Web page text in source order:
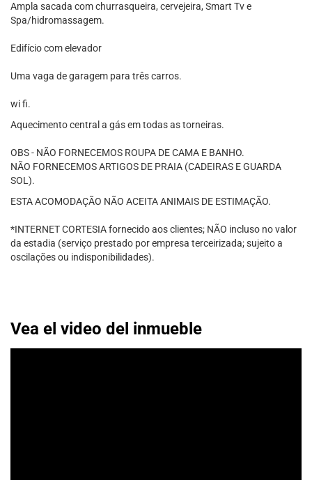
Ampla sacada com churrasqueira, cervejeira, Smart Tv e
Spa/hidromassagem.
Edifício com elevador
Uma vaga de garagem para três carros.
wi fi.
Aquecimento central a gás em todas as torneiras.
OBS - NÃO FORNECEMOS ROUPA DE CAMA E BANHO.
NÃO FORNECEMOS ARTIGOS DE PRAIA (CADEIRAS E GUARDA
SOL).
ESTA ACOMODAÇÃO NÃO ACEITA ANIMAIS DE ESTIMAÇÃO.
*INTERNET CORTESIA fornecido aos clientes; NÃO incluso no valor
da estadia (serviço prestado por empresa terceirizada; sujeito a
oscilações ou indisponibilidades).
Vea el video del inmueble